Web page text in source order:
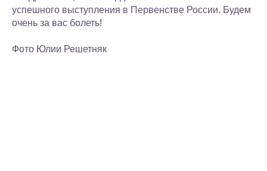
успешного выступления в Первенстве России. Будем
очень за вас болеть!
Фото Юлии Решетняк